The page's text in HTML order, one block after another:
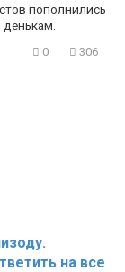
пополнились
0 306
на все